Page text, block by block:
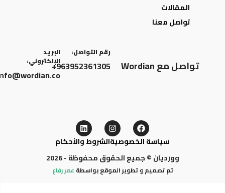
المقالات
تواصل معنا
تواصل مع Wordian
رقم التواصل:
963952361305+
البريد
الإلكتروني:
info@wordian.co
سياسة الخصوصيةالشروط والأحكام
وورديان © جميع الحقوق محفوظة - 2026
تم تصميم و تطوير الموقع بواسطة عمر رفاع